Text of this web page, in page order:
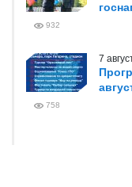
932
7
758